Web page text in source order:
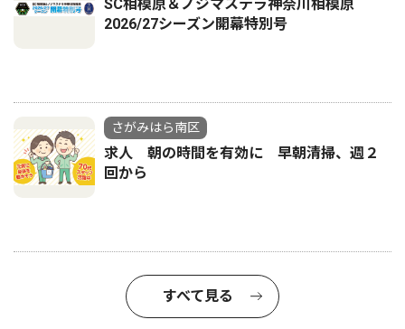
SC相模原＆ノジマステラ神奈川相模原
2026/27シーズン開幕特別号
さがみはら南区
求人 朝の時間を有効に 早朝清掃、週２
回から
すべて見る